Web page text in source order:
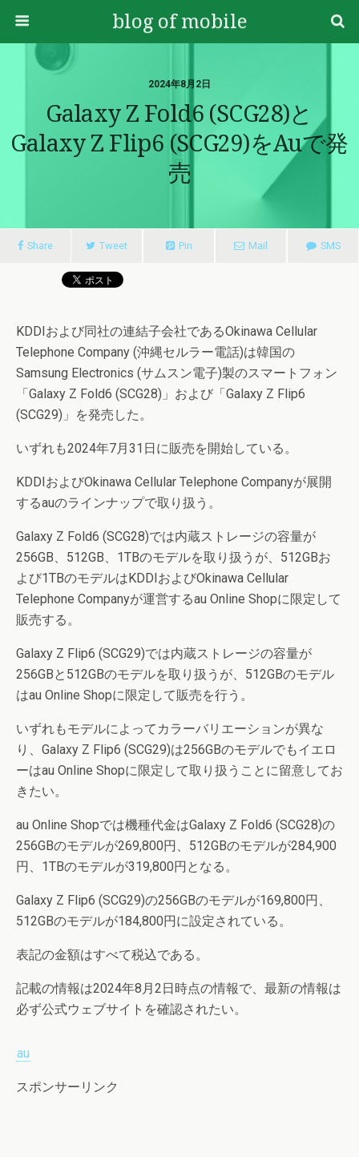
blog of mobile
2024年8月2日
Galaxy Z Fold6 (SCG28)と
Galaxy Z Flip6 (SCG29)をauで発
売
Share Tweet Pin Mail SMS
KDDIおよび同社の連結子会社であるOkinawa Cellular
Telephone Company (沖縄セルラー電話)は韓国の
Samsung Electronics (サムスン電子)製のスマートフォン
「Galaxy Z Fold6 (SCG28)」および「Galaxy Z Flip6
(SCG29)」を発売した。
いずれも2024年7月31日に販売を開始している。
KDDIおよびOkinawa Cellular Telephone Companyが展開
するauのラインナップで取り扱う。
Galaxy Z Fold6 (SCG28)では内蔵ストレージの容量が
256GB、512GB、1TBのモデルを取り扱うが、512GBお
よび1TBのモデルはKDDIおよびOkinawa Cellular
Telephone Companyが運営するau Online Shopに限定して
販売する。
Galaxy Z Flip6 (SCG29)では内蔵ストレージの容量が
256GBと512GBのモデルを取り扱うが、512GBのモデル
はau Online Shopに限定して販売を行う。
いずれもモデルによってカラーバリエーションが異な
り、Galaxy Z Flip6 (SCG29)は256GBのモデルでもイエロ
ーはau Online Shopに限定して取り扱うことに留意してお
きたい。
au Online Shopでは機種代金はGalaxy Z Fold6 (SCG28)の
256GBのモデルが269,800円、512GBのモデルが284,900
円、1TBのモデルが319,800円となる。
Galaxy Z Flip6 (SCG29)の256GBのモデルが169,800円、
512GBのモデルが184,800円に設定されている。
表記の金額はすべて税込である。
記載の情報は2024年8月2日時点の情報で、最新の情報は
必ず公式ウェブサイトを確認されたい。
au
スポンサーリンク